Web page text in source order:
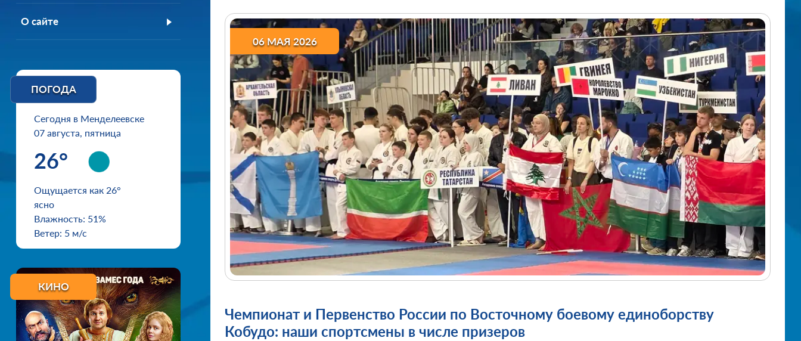
О сайте
ПОГОДА
Сегодня в Менделеевске
07 августа, пятница
26°
Ощущается как 26°
ясно
Влажность: 51%
Ветер: 5 м/с
КИНО
06 МАЯ 2026
Чемпионат и Первенство России по Восточному боевому единоборству
Кобудо: наши спортсмены в числе призеров